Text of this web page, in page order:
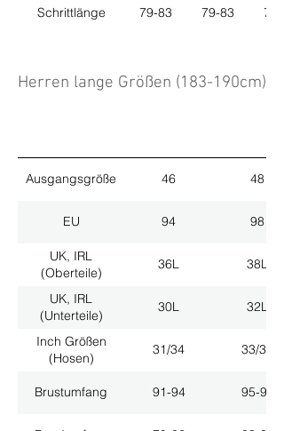
Schrittlänge 79-83 79-83 79-
Herren lange Größen (183-190cm)
Ausgangsgröße 46 48
EU 94 98
UK, IRL
(Oberteile)
36L 38L
UK, IRL
(Unterteile)
30L 32L
Inch Größen
(Hosen)
31/34 33/34
Brustumfang 91-94 95-98